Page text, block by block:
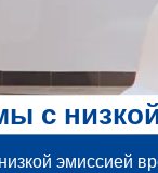
с
эмиссией